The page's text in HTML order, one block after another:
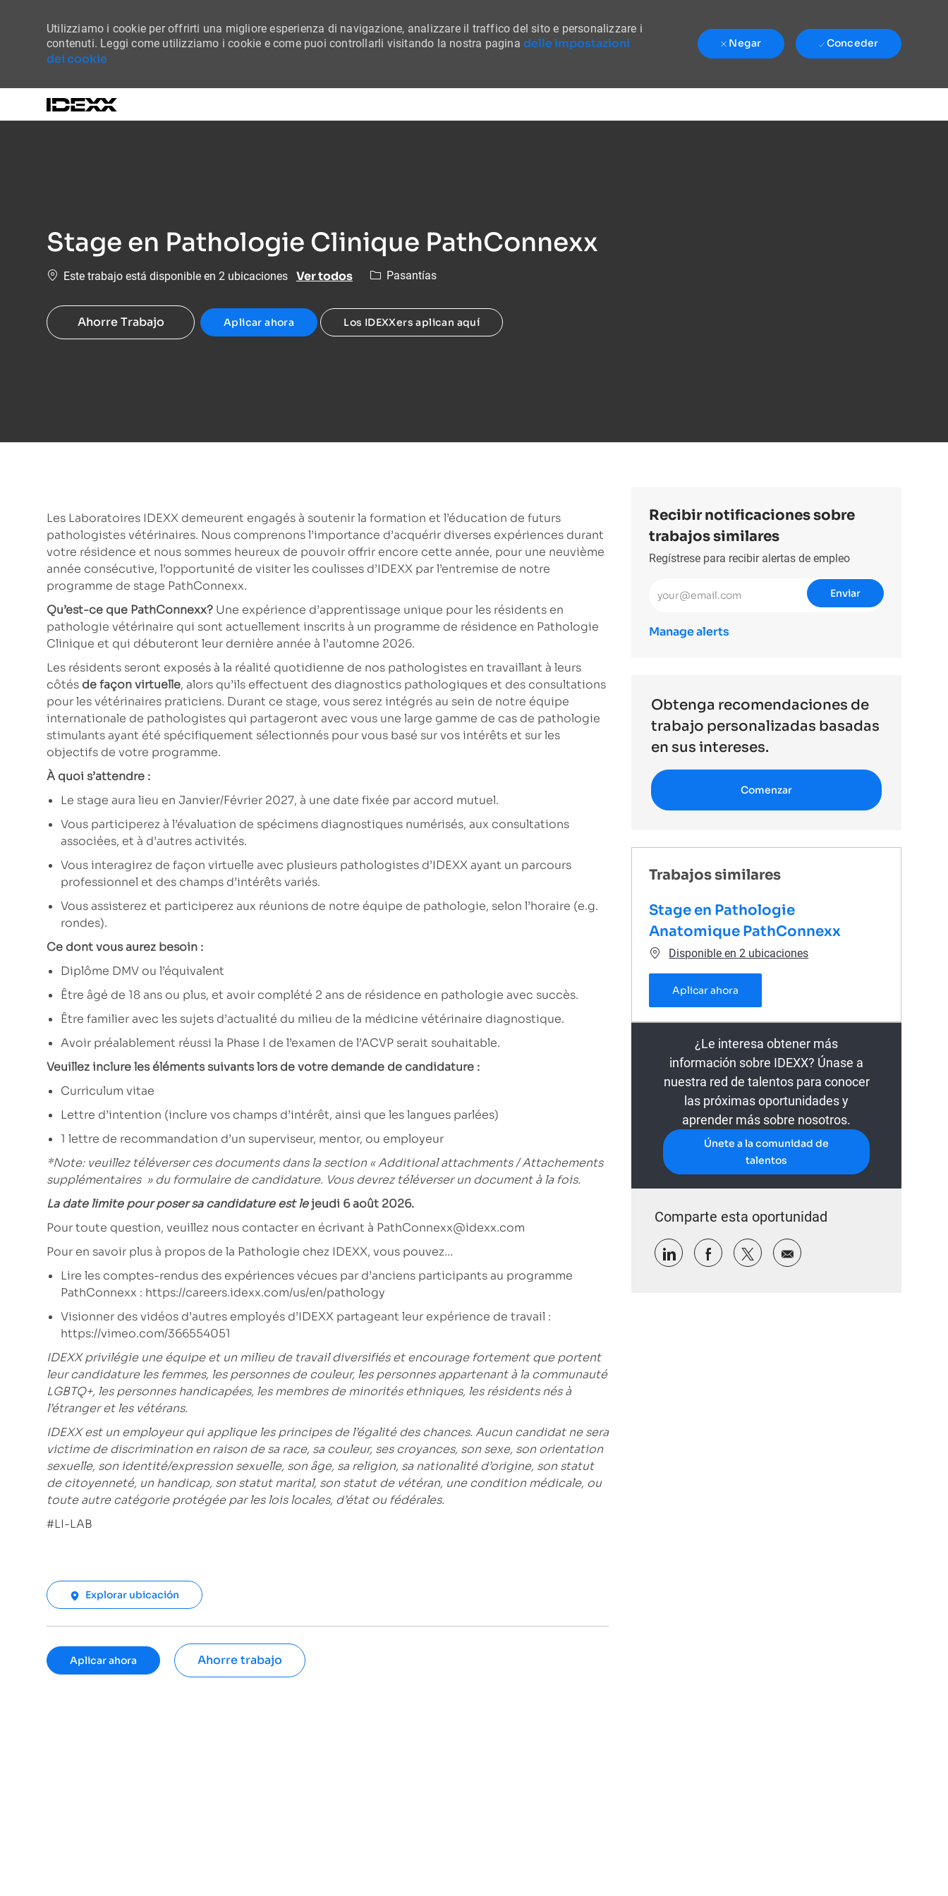
Utilizziamo i cookie per offrirti una migliore esperienza di navigazione, analizzare il traffico del sito e personalizzare i
contenuti. Leggi come utilizziamo i cookie e come puoi controllarli visitando la nostra paginadelle impostazioni
dei cookie
Negar Conceder
Stage en Pathologie Clinique PathConnexx
Este trabajo está disponible en 2 ubicaciones Ver todos Categoría
Pasantías
Ahorre Trabajo Aplicar ahora Los IDEXXers aplican aquí
Les Laboratoires IDEXX demeurent engagés à soutenir la formation et l’éducation de futurs
pathologistes vétérinaires. Nous comprenons l’importance d’acquérir diverses expériences durant
votre résidence et nous sommes heureux de pouvoir offrir encore cette année, pour une neuvième
année consécutive, l’opportunité de visiter les coulisses d’IDEXX par l’entremise de notre
programme de stage PathConnexx.
Qu’est-ce que PathConnexx? Une expérience d’apprentissage unique pour les résidents en
pathologie vétérinaire qui sont actuellement inscrits à un programme de résidence en Pathologie
Clinique et qui débuteront leur dernière année à l’automne 2026.
Les résidents seront exposés à la réalité quotidienne de nos pathologistes en travaillant à leurs
côtés de façon virtuelle, alors qu’ils effectuent des diagnostics pathologiques et des consultations
pour les vétérinaires praticiens. Durant ce stage, vous serez intégrés au sein de notre équipe
internationale de pathologistes qui partageront avec vous une large gamme de cas de pathologie
stimulants ayant été spécifiquement sélectionnés pour vous basé sur vos intérêts et sur les
objectifs de votre programme.
À quoi s’attendre :
Le stage aura lieu en Janvier/Février 2027, à une date fixée par accord mutuel.
Vous participerez à l’évaluation de spécimens diagnostiques numérisés, aux consultations
associées, et à d’autres activités.
Vous interagirez de façon virtuelle avec plusieurs pathologistes d’IDEXX ayant un parcours
professionnel et des champs d’intérêts variés.
Vous assisterez et participerez aux réunions de notre équipe de pathologie, selon l’horaire (e.g.
rondes).
Ce dont vous aurez besoin :
Diplôme DMV ou l’équivalent
Être âgé de 18 ans ou plus, et avoir complété 2 ans de résidence en pathologie avec succès.
Être familier avec les sujets d’actualité du milieu de la médicine vétérinaire diagnostique.
Avoir préalablement réussi la Phase I de l’examen de l’ACVP serait souhaitable.
Veuillez inclure les éléments suivants lors de votre demande de candidature :
Curriculum vitae
Lettre d’intention (inclure vos champs d’intérêt, ainsi que les langues parlées)
1 lettre de recommandation d’un superviseur, mentor, ou employeur
*Note: veuillez téléverser ces documents dans la section « Additional attachments / Attachements
supplémentaires »du formulaire de candidature. Vous devrez téléverser un document à la fois.
La date limite pour poser sa candidature est lejeudi 6 août 2026.
Pour toute question, veuillez nous contacter en écrivant à PathConnexx@idexx.com
Pour en savoir plus à propos de la Pathologie chez IDEXX, vous pouvez…
Lire les comptes-rendus des expériences vécues par d’anciens participants au programme
PathConnexx : https://careers.idexx.com/us/en/pathology
Visionner des vidéos d’autres employés d’IDEXX partageant leur expérience de travail :
https://vimeo.com/366554051
IDEXX privilégie une équipe et un milieu de travail diversifiés et encourage fortement que portent
leur candidature les femmes, les personnes de couleur, les personnes appartenant à la communauté
LGBTQ+, les personnes handicapées, les membres de minorités ethniques, les résidents nés à
l’étranger et les vétérans.
IDEXX est un employeur qui applique les principes de l’égalité des chances. Aucun candidat ne sera
victime de discrimination en raison de sa race, sa couleur, ses croyances, son sexe, son orientation
sexuelle, son identité/expression sexuelle, son âge, sa religion, sa nationalité d’origine, son statut
de citoyenneté, un handicap, son statut marital, son statut de vétéran, une condition médicale, ou
toute autre catégorie protégée par les lois locales, d’état ou fédérales.
#LI-LAB
Explorar ubicación
Aplicar ahora Ahorre trabajo
Recibir notificaciones sobre
trabajos similares
Regístrese para recibir alertas de empleo
Introduzca la dirección de correo electrónico (obligatorio)
Enviar
Manage alerts
Obtenga recomendaciones de
trabajo personalizadas basadas
en sus intereses.
Comenzar
Trabajos similares
Stage en Pathologie
Anatomique PathConnexx
Disponible en 2 ubicaciones
Aplicar ahora
¿Le interesa obtener más
información sobre IDEXX? Únase a
nuestra red de talentos para conocer
las próximas oportunidades y
aprender más sobre nosotros.
Únete a la comunidad de
talentos
Comparte esta oportunidad
Compartir a través de LinkedIn
Compartir a través de Facebook
Compartir a través de twitter
Compartir por correo